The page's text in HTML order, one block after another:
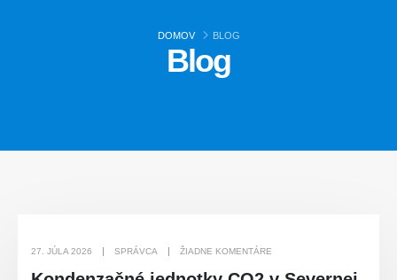
DOMOV BLOG
Blog
27. JÚLA 2026 SPRÁVCA ŽIADNE KOMENTÁRE